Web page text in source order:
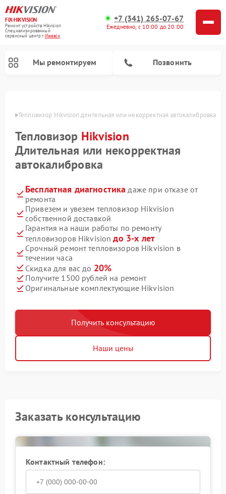
FIX-HIKVISION
Ремонт устройств Hikvision
Специализированный
cервисный центр г.Ижевск
+7 (341) 265-07-67
Ежедневно, с 10:00 до 20:00
Мы ремонтируем Позвонить
Тепловизор Hikvision длительная или некорректная автокалибровка
Тепловизор Hikvision
Длительная или некорректная
автокалибровка
Бесплатная диагностика даже при отказе от
ремонта
Привезем и увезем тепловизор Hikvision
собственной доставкой
Гарантия на наши работы по ремонту
тепловизоров Hikvisionдо 3-х лет
Срочный ремонт тепловизоров Hikvision в
течении часа
Скидка для вас до 20%
Получите 1500 рублей на ремонт
Оригинальные комплектующие Hikvision
Получить консультацию
Наши цены
Заказать консультацию
Контактный телефон: